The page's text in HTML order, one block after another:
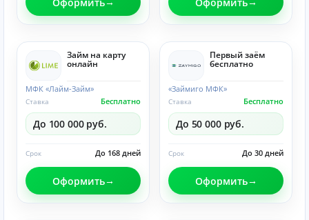
Займ на карту
онлайн
МФК «Лайм-Займ»
Бесплатно
Ставка
До 100 000 руб.
До 168 дней
Срок
Оформить
Первый заём
бесплатно
«Займиго МФК»
Бесплатно
Ставка
До 50 000 руб.
До 30 дней
Срок
Оформить